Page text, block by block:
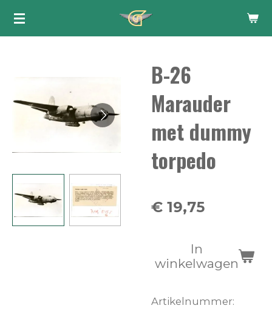
Ga
B-26
Marauder
met dummy
torpedo
€ 19,75
In
winkelwagen
Artikelnummer: